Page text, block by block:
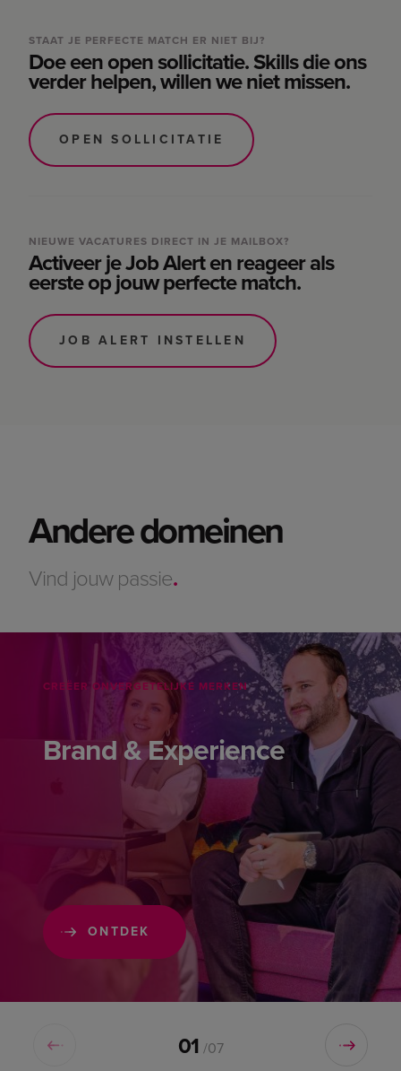
STAAT JE PERFECTE MATCH ER NIET BIJ?
Doe een open sollicitatie. Skills die ons
verder helpen, willen we niet missen.
OPEN SOLLICITATIE
NIEUWE VACATURES DIRECT IN JE MAILBOX?
Activeer je Job Alert en reageer als
eerste op jouw perfecte match.
JOB ALERT INSTELLEN
Andere domeinen
Vind jouw passie.
CREËER ONVERGETELIJKE MERKEN
Brand & Experience
ONTDEK
01 /07